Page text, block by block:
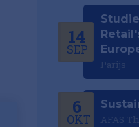
14
SEP
Parijs
6
OKT AFAS